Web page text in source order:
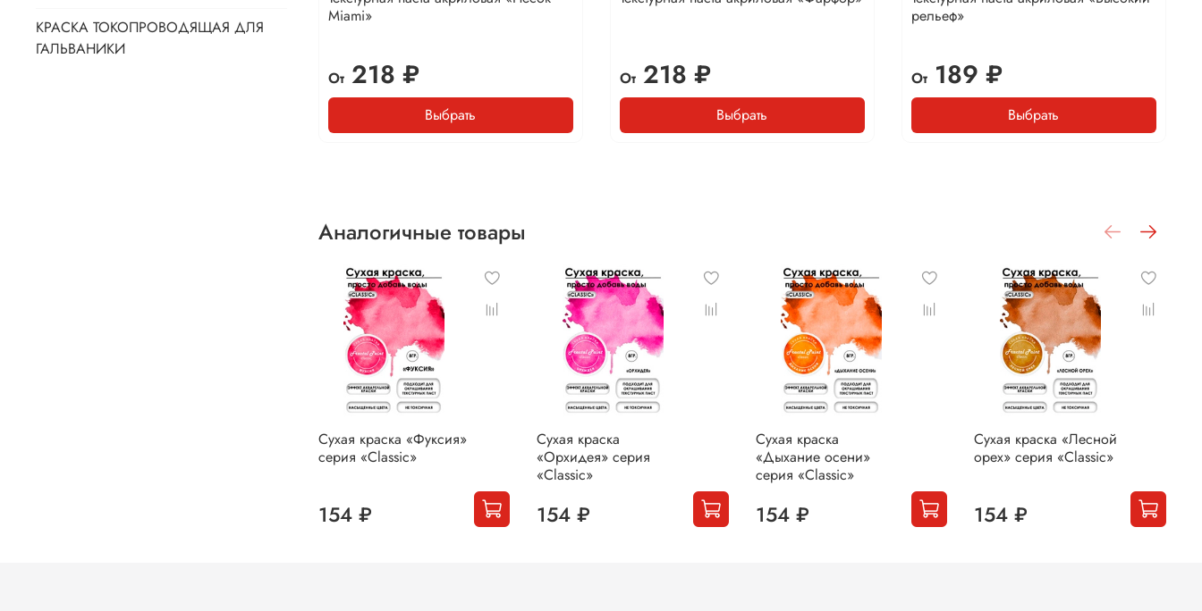
Miami»
От218 ₽
Выбрать
От218 ₽
Выбрать
рельеф»
От189 ₽
Выбрать
Аналогичные товары
Сухая краска «Фуксия»
серия «Classic»
154 ₽
Сухая краска
«Орхидея» серия
«Classic»
154 ₽
Сухая краска
«Дыхание осени»
серия «Classic»
154 ₽
Сухая краска «Лесной
орех» серия «Classic»
154 ₽
КРАСКА ТОКОПРОВОДЯЩАЯ ДЛЯ
ГАЛЬВАНИКИ